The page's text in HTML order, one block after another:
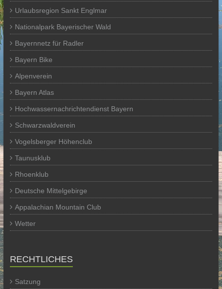
Urlaubsregion Sankt Englmar
Nationalpark Bayerischer Wald
Bayernnetz für Radler
Bayern Bike
Alpenverein
Bayern Atlas
Hochwassernachrichtendienst Bayern
Schwarzwaldverein
Vogelsberger Höhenclub
Taunusklub
Rhoenklub
Deutsche Mittelgebirge
Appalachian Mountain Club
Wetter
RECHTLICHES
Satzung